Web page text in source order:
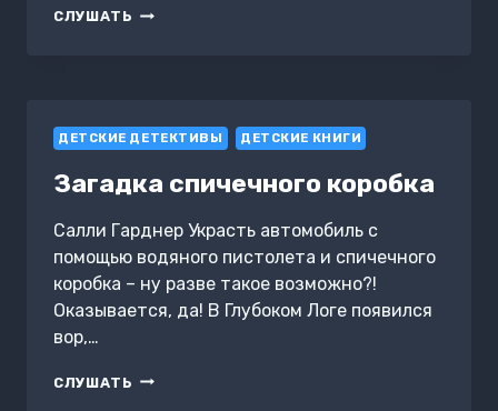
СЛУШАТЬ ВЕЛИКИЙ
ДЕТСКИЕ ДЕТЕКТИВЫ ДЕТСКИЕ КНИГИ
Загадка спичечного коробка
Салли Гарднер Украсть автомобиль с
помощью водяного пистолета и спичечного
коробка – ну разве такое возможно?!
Оказывается, да! В Глубоком Логе появился
вор,…
СЛУШАТЬ ЗАГАДКА